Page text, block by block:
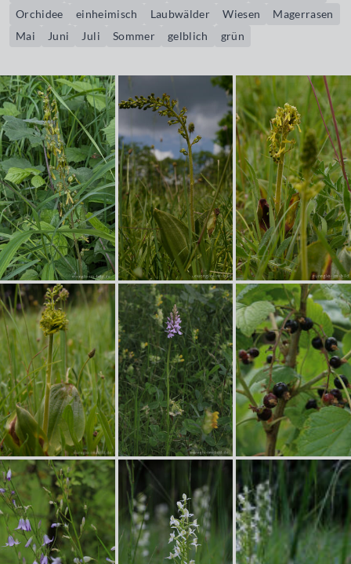
Orchidee
einheimisch Laubwälder Wiesen
Magerrasen
Mai
Juni Juli Sommer gelblich grün